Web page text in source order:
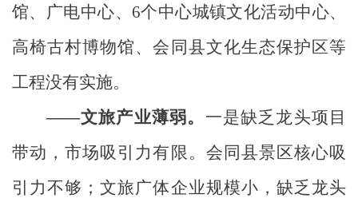
馆、广电中心、 6个中心城镇文化活动中心、
高椅古村博物馆、会同县文化生态保护区等
工程没有实施。
——文旅产业薄弱。 一是缺乏龙头项目
带动，市场吸引力有限。 会同县景区核心吸
引力不够； 文旅广体企业规模小，缺乏龙头